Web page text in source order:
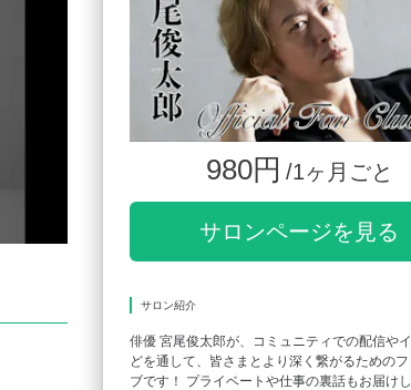
980円 /1ヶ月ごと
サロンページを見る
サロン紹介
俳優 宮尾俊太郎が、コミュニティでの配信や
どを通して、皆さまとより深く繋がるためのフ
ブです！ プライベートや仕事の裏話もお届けし